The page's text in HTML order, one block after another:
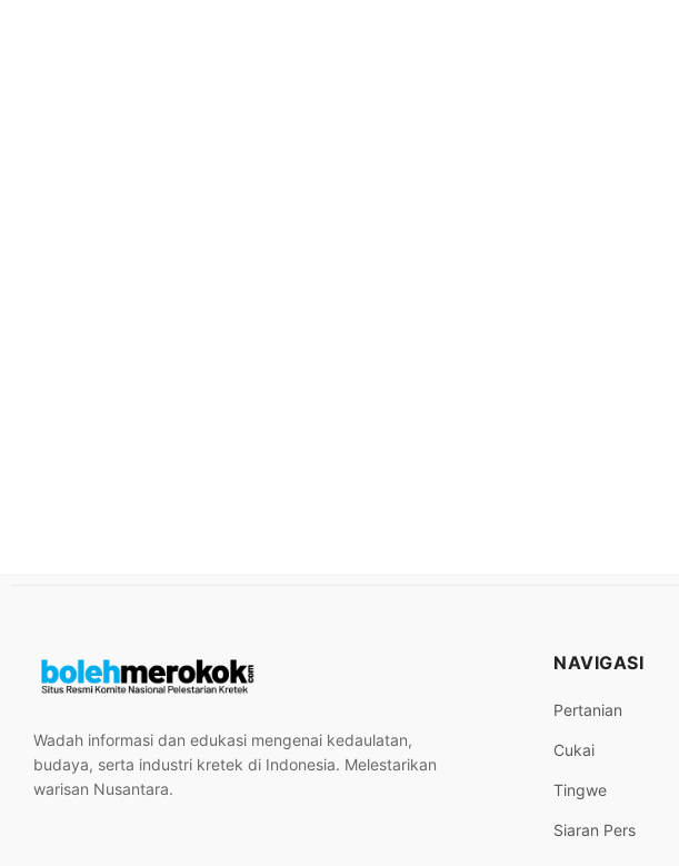
Wadah informasi dan edukasi mengenai kedaulatan,
budaya, serta industri kretek di Indonesia. Melestarikan
warisan Nusantara.
NAVIGASI
Pertanian
Cukai
Tingwe
Siaran Pers